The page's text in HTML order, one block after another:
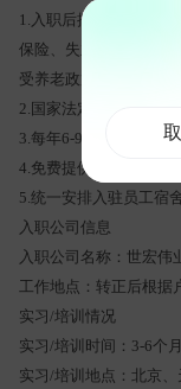
1.入职后按照国家规定
保险、失业保险；长期
受养老政策
2.国家法定节日发放相
3.每年6-9月份发放防
4.免费提供每季度工服
5.统一安排入驻员工宿
入职公司信息
入职公司名称：世宏伟
工作地点：转正后根据
实习/培训情况
实习/培训时间：3-6个月
实习/培训地点：北京、